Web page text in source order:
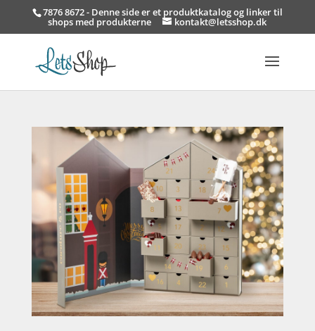
7876 8672 - Denne side er et produktkatalog og linker til
shops med produkterne kontakt@letsshop.dk